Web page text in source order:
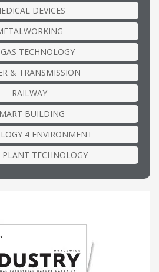
DEVICES
TECHNOLOGY
& TRANSMISSION
RAILWAY
BUILDING
4 ENVIRONMENT
PLANT TECHNOLOGY